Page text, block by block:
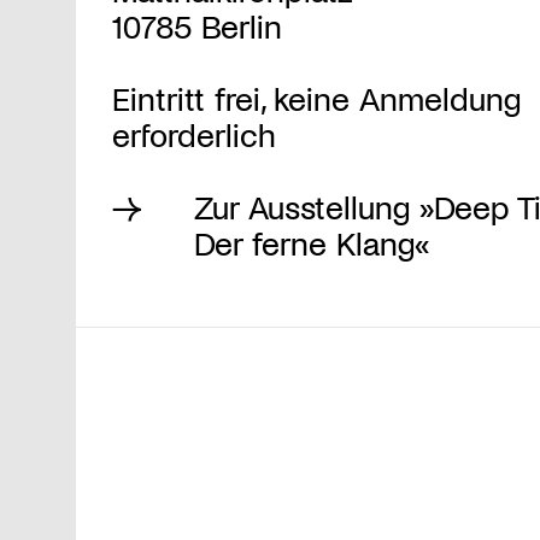
10785 Berlin
Eintritt frei, keine Anmeldung
erforderlich
Zur Ausstellung »Deep
Der ferne Klang«